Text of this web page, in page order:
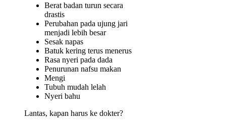
Berat badan turun secara
drastis
Perubahan pada ujung jari
menjadi lebih besar
Sesak napas
Batuk kering terus menerus
Rasa nyeri pada dada
Penurunan nafsu makan
Mengi
Tubuh mudah lelah
Nyeri bahu
Lantas, kapan harus ke dokter?